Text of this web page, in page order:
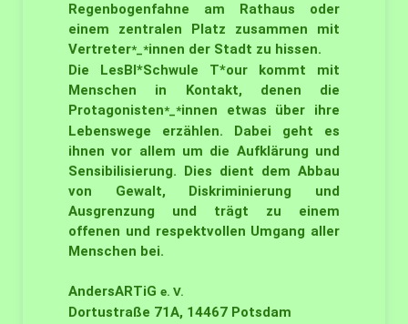
Regenbogenfahne am Rathaus oder
einem zentralen Platz zusammen mit
Vertreter*_*innen der Stadt zu hissen.
Die LesBI*Schwule T*our kommt mit
Menschen in Kontakt, denen die
Protagonisten*_*innen etwas über ihre
Lebenswege erzählen. Dabei geht es
ihnen vor allem um die Aufklärung und
Sensibilisierung. Dies dient dem Abbau
von Gewalt, Diskriminierung und
Ausgrenzung und trägt zu einem
offenen und respektvollen Umgang aller
Menschen bei.
AndersARTiG e. V.
Dortustraße 71A, 14467 Potsdam